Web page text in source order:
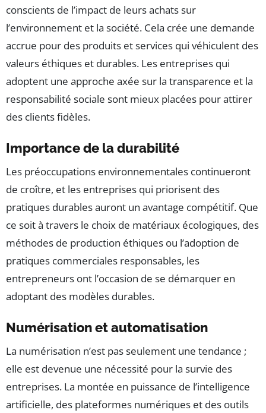
conscients de l’impact de leurs achats sur
l’environnement et la société. Cela crée une demande
accrue pour des produits et services qui véhiculent des
valeurs éthiques et durables. Les entreprises qui
adoptent une approche axée sur la transparence et la
responsabilité sociale sont mieux placées pour attirer
des clients fidèles.
Importance de la durabilité
Les préoccupations environnementales continueront
de croître, et les entreprises qui priorisent des
pratiques durables auront un avantage compétitif. Que
ce soit à travers le choix de matériaux écologiques, des
méthodes de production éthiques ou l’adoption de
pratiques commerciales responsables, les
entrepreneurs ont l’occasion de se démarquer en
adoptant des modèles durables.
Numérisation et automatisation
La numérisation n’est pas seulement une tendance ;
elle est devenue une nécessité pour la survie des
entreprises. La montée en puissance de l’intelligence
artificielle, des plateformes numériques et des outils